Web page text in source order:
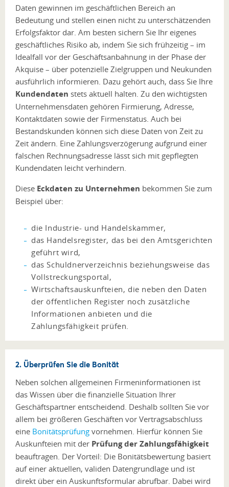
Daten gewinnen im geschäftlichen Bereich an
Bedeutung und stellen einen nicht zu unterschätzenden
Erfolgsfaktor dar. Am besten sichern Sie Ihr eigenes
geschäftliches Risiko ab, indem Sie sich frühzeitig – im
Idealfall vor der Geschäftsanbahnung in der Phase der
Akquise – über potenzielle Zielgruppen und Neukunden
ausführlich informieren. Dazu gehört auch, dass Sie Ihre
Kundendaten stets aktuell halten. Zu den wichtigsten
Unternehmensdaten gehören Firmierung, Adresse,
Kontaktdaten sowie der Firmenstatus. Auch bei
Bestandskunden können sich diese Daten von Zeit zu
Zeit ändern. Eine Zahlungsverzögerung aufgrund einer
falschen Rechnungsadresse lässt sich mit gepflegten
Kundendaten leicht verhindern.
Diese Eckdaten zu Unternehmen bekommen Sie zum
Beispiel über:
die Industrie- und Handelskammer,
das Handelsregister, das bei den Amtsgerichten
geführt wird,
das Schuldnerverzeichnis beziehungsweise das
Vollstreckungsportal,
Wirtschaftsauskunfteien, die neben den Daten
der öffentlichen Register noch zusätzliche
Informationen anbieten und die
Zahlungsfähigkeit prüfen.
2. Überprüfen Sie die Bonität
Neben solchen allgemeinen Firmeninformationen ist
das Wissen über die finanzielle Situation Ihrer
Geschäftspartner entscheidend. Deshalb sollten Sie vor
allem bei größeren Geschäften vor Vertragsabschluss
eine Bonitätsprüfung vornehmen. Hierfür können Sie
Auskunfteien mit der Prüfung der Zahlungsfähigkeit
beauftragen. Der Vorteil: Die Bonitätsbewertung basiert
auf einer aktuellen, validen Datengrundlage und ist
direkt über ein Auskunftsformular abrufbar. Dabei wird